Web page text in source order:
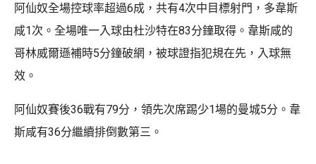
阿仙奴全場控球率超過6成，共有4次中目標射門，多韋斯
咸1次。全場唯一入球由杜沙特在83分鐘取得。韋斯咸的
哥林威爾遜補時5分鐘破網，被球證指犯規在先，入球無
效。
阿仙奴賽後36戰有79分，領先次席踢少1場的曼城5分。韋
斯咸有36分繼續排倒數第三。